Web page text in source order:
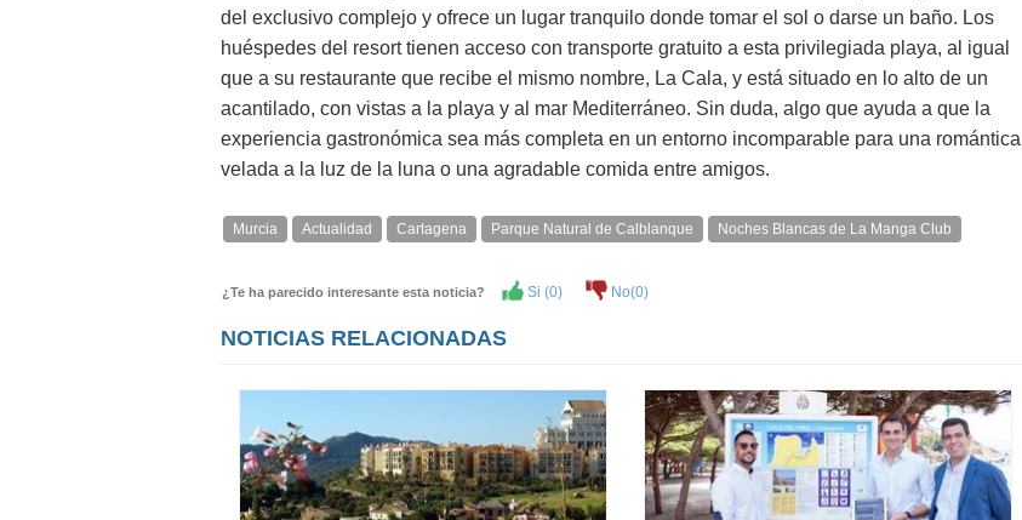
del exclusivo complejo y ofrece un lugar tranquilo donde tomar el sol o darse un baño. Los
huéspedes del resort tienen acceso con transporte gratuito a esta privilegiada playa, al igual
que a su restaurante que recibe el mismo nombre, La Cala, y está situado en lo alto de un
acantilado, con vistas a la playa y al mar Mediterráneo. Sin duda, algo que ayuda a que la
experiencia gastronómica sea más completa en un entorno incomparable para una romántica
velada a la luz de la luna o una agradable comida entre amigos.
Murcia Actualidad Cartagena Parque Natural de Calblanque Noches Blancas de La Manga Club
¿Te ha parecido interesante esta noticia? Si (0) No(0)
NOTICIAS RELACIONADAS